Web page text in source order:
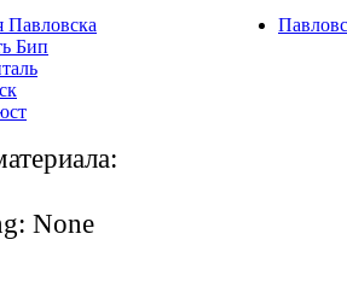
Павловска
Бип
None